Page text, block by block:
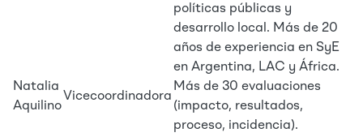
Natalia
Aquilino
Vicecoordinadora
políticas públicas y
desarrollo local. Más de 20
años de experiencia en SyE
en Argentina, LAC y África.
Más de 30 evaluaciones
(impacto, resultados,
proceso, incidencia).